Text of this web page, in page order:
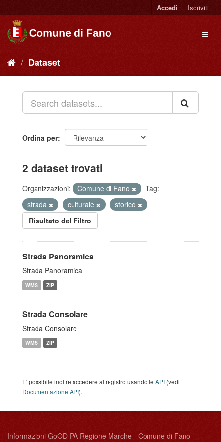
Accedi Iscriviti
Dataset
Ordina per
2 dataset trovati
Organizzazioni: Comune di Fano
Tag:
strada
culturale
storico
Risultato del Filtro
Strada Panoramica
Strada Panoramica
WMS ZIP
Strada Consolare
Strada Consolare
WMS ZIP
E' possibile inoltre accedere al registro usando le API (vedi
Documentazione API).
Informazioni GoOD PA Regione Marche - Comune di Fano